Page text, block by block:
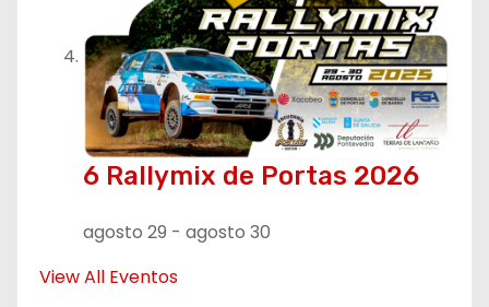
6 Rallymix de Portas 2026
agosto 29 - agosto 30
View All Eventos